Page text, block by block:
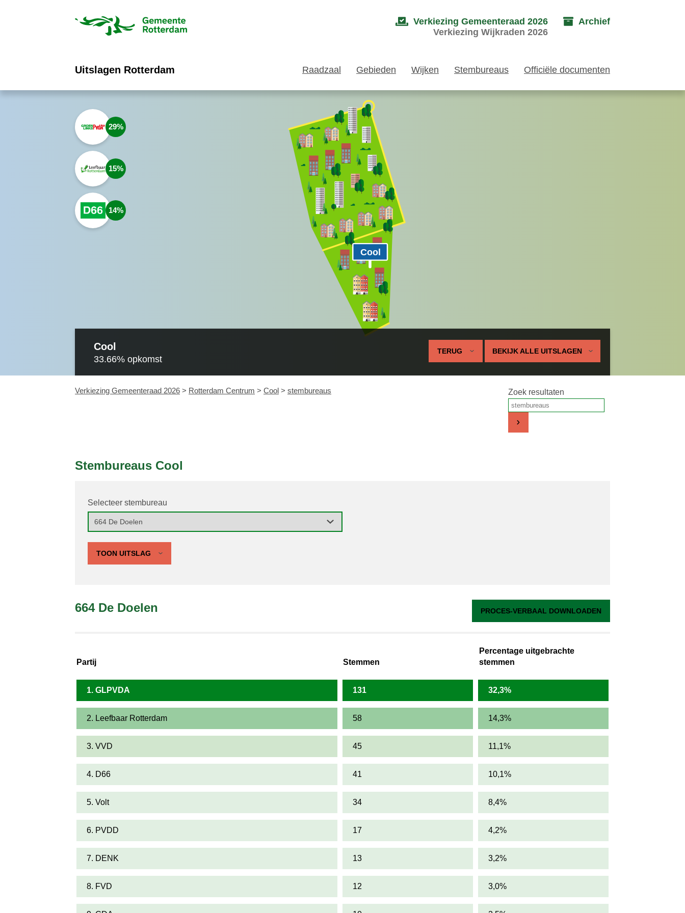
Verkiezing Gemeenteraad 2026
Verkiezing Wijkraden 2026
Archief
Uitslagen Rotterdam Raadzaal Gebieden Wijken Stembureaus Officiële documenten
Cool
29
15
14
Cool
33.66% opkomst
TERUG BEKIJK ALLE UITSLAGEN
Verkiezing Gemeenteraad 2026 > Rotterdam Centrum > Cool > stembureaus Zoek resultaten
Stembureaus Cool
Selecteer stembureau
TOON UITSLAG
664 De Doelen PROCES-VERBAAL DOWNLOADEN
Partij Stemmen
Percentage uitgebrachte
stemmen
1. GLPVDA 131 32,3%
2. Leefbaar Rotterdam 58 14,3%
3. VVD 45 11,1%
4. D66 41 10,1%
5. Volt 34 8,4%
6. PVDD 17 4,2%
7. DENK 13 3,2%
8. FVD 12 3,0%